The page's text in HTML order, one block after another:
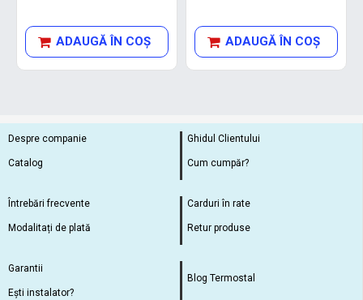
ADAUGĂ ÎN COŞ ADAUGĂ ÎN COŞ
Despre companie
Catalog
Ghidul Clientului
Cum cumpăr?
Întrebări frecvente
Modalitați de plată
Carduri în rate
Retur produse
Garantii
Ești instalator?
Blog Termostal